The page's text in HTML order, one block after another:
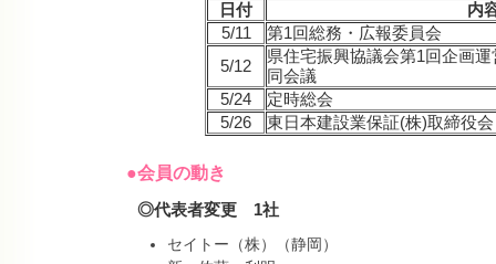
日付
内
5/11
第1回総務・広報委員会
5/12
県住宅振興協議会第1回企画
同会議
5/24
定時総会
5/26
東日本建設業保証(株)取締役
●会員の動き
◎代表者変更 1社
セイトー（株）（静岡）